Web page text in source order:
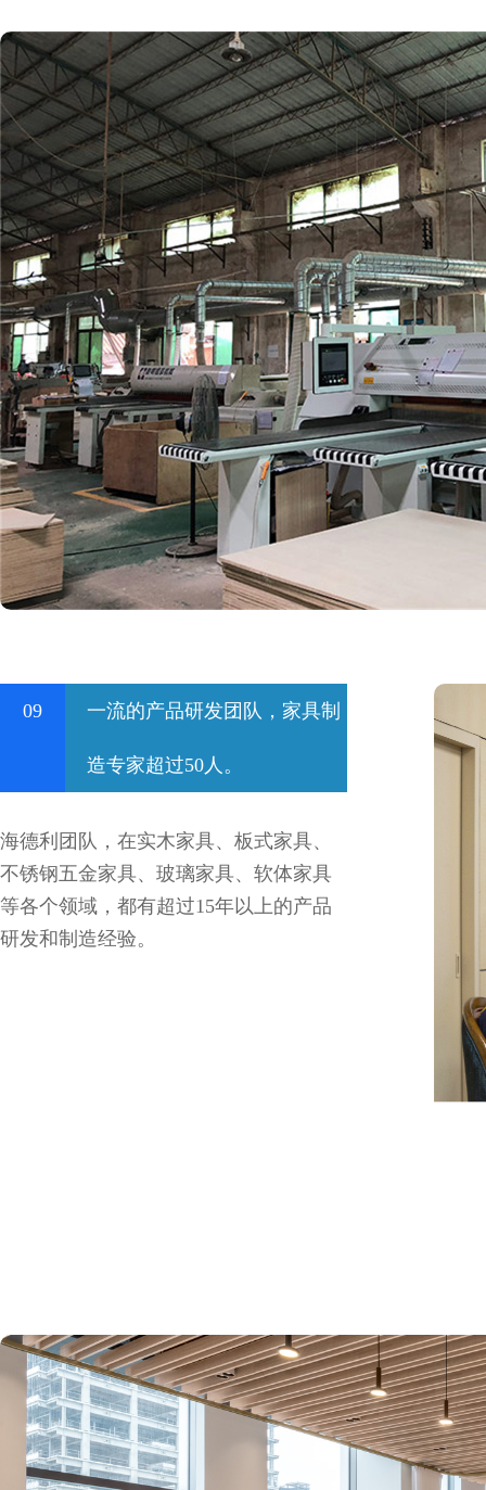
09 一流的产品研发团队，家具制
造专家超过50人。
海德利团队，在实木家具、板式家具、
不锈钢五金家具、玻璃家具、软体家具
等各个领域，都有超过15年以上的产品
研发和制造经验。